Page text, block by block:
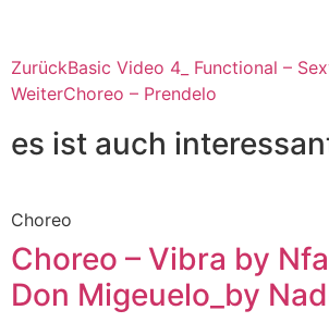
ZurückBasic Video 4_ Functional –
WeiterChoreo – Prendelo
es ist auch
Choreo
Choreo – Vibra by
Don Migeuelo_by